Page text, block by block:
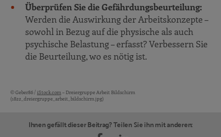
Überprüfen Sie die Gefährdungsbeurteilung:
Werden die Auswirkung der Arbeitskonzepte –
sowohl in Bezug auf die physische als auch
psychische Belastung – erfasst? Verbessern Sie
die Beurteilung, wo es nötig ist.
Bildquellen und Copyright-Hinweise
© Geber86 / iStock.com – Dreiergruppe Arbeit Bildschirm
(1822_dreiergruppe_arbeit_bildschirm.jpg)
Ihnen gefällt dieser Beitrag? Teilen Sie ihn mit anderen: